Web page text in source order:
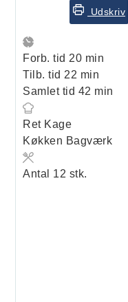
Udskriv
Forb. tid20minutter
min
Tilb. tid22 minutter
min
Samlet tid 42 minutter
min
Ret Kage
Køkken Bagværk
Antal 12 stk.